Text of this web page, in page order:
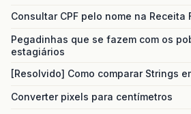
Consultar CPF pelo nome na Receita
Pegadinhas que se fazem com os
estagiários
[Resolvido] Como comparar Strings
Converter pixels para centímetros